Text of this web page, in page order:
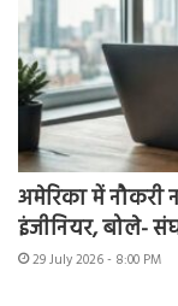
अमेरिका में नौकरी
इंजीनियर, बोले-
29 July 2026 - 8:00 PM